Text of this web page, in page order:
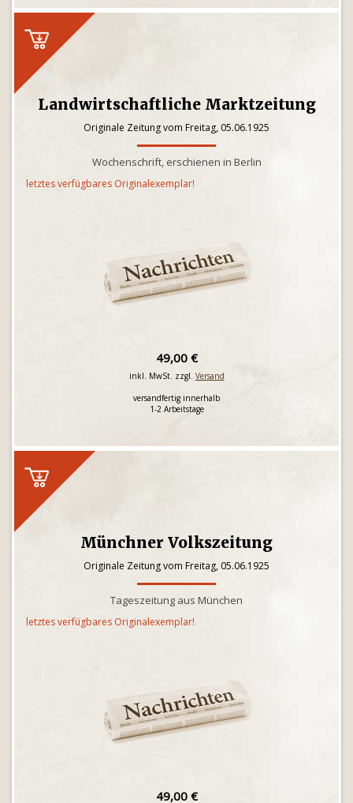
Landwirtschaftliche Marktzeitung
Originale Zeitung vom Freitag, 05.06.1925
Wochenschrift, erschienen in Berlin
letztes verfügbares Originalexemplar!
49,00 €
inkl. MwSt. zzgl. Versand
versandfertig innerhalb
1-2 Arbeitstage
Münchner Volkszeitung
Originale Zeitung vom Freitag, 05.06.1925
Tageszeitung aus München
letztes verfügbares Originalexemplar!
49,00 €